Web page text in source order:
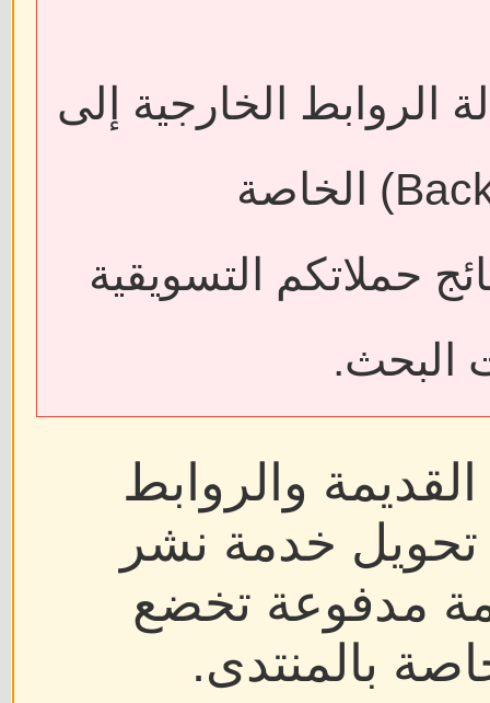
الروابط الخارجية إلى
فقدان الروابط الخلفية (Backlinks) الخاصة
حملاتكم التسويقية
البحث.
والروابط
تحويل خدمة نشر
مدفوعة تخضع
بالمنتدى.